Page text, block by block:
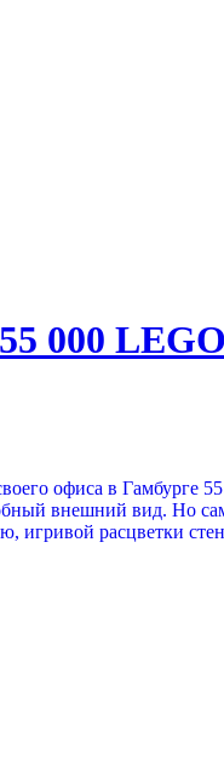
000
офиса в
внешний вид. Но
расцветки